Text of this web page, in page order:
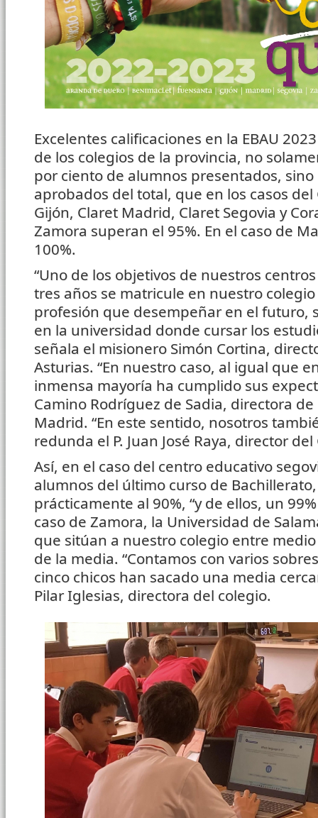
Excelentes calificaciones en la EBAU
de los colegios de la provincia, no
por ciento de alumnos presentados,
aprobados del total, que en los casos
Gijón, Claret Madrid, Claret Segovia y
Zamora superan el 95%. En el caso de
100%.
“Uno de los objetivos de nuestros
tres años se matricule en nuestro
profesión que desempeñar en el futuro,
en la universidad donde cursar los
señala el misionero Simón Cortina,
Asturias. “En nuestro caso, al igual que
inmensa mayoría ha cumplido sus
Camino Rodríguez de Sadia, directora
Madrid. “En este sentido, nosotros
redunda el P. Juan José Raya, director
Así, en el caso del centro educativo
alumnos del último curso de
prácticamente al 90%, “y de ellos, un
caso de Zamora, la Universidad de
que sitúan a nuestro colegio entre
de la media. “Contamos con varios
cinco chicos han sacado una media
Pilar Iglesias, directora del colegio.